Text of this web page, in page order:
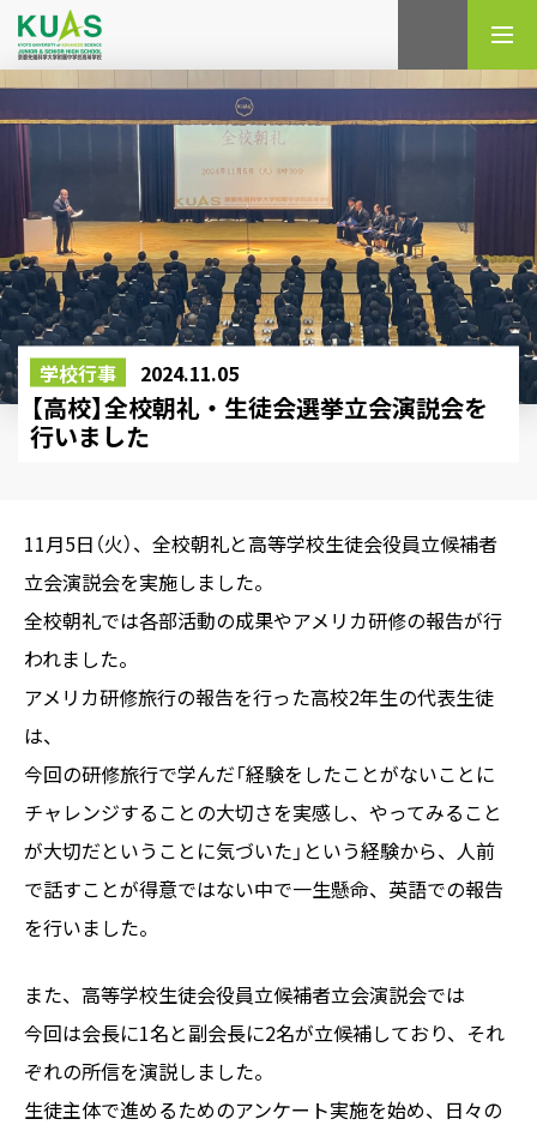
検索
学校行事 2024.11.05
【高校】全校朝礼・生徒会選挙立会演説会を
行いました
11月5日（火）、全校朝礼と高等学校生徒会役員立候補者
立会演説会を実施しました。
全校朝礼では各部活動の成果やアメリカ研修の報告が行
われました。
アメリカ研修旅行の報告を行った高校2年生の代表生徒
は、
今回の研修旅行で学んだ「経験をしたことがないことに
チャレンジすることの大切さを実感し、やってみること
が大切だということに気づいた」という経験から、人前
で話すことが得意ではない中で一生懸命、英語での報告
を行いました。
また、高等学校生徒会役員立候補者立会演説会では
今回は会長に1名と副会長に2名が立候補しており、それ
ぞれの所信を演説しました。
生徒主体で進めるためのアンケート実施を始め、日々の